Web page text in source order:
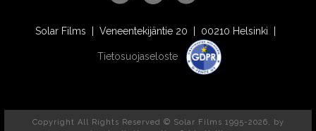
Solar Films | Veneentekijäntie 20 | 00210 Helsinki |
Tietosuojaseloste
Copyright All Rights Reserved © Solar Films 1995-2026, by